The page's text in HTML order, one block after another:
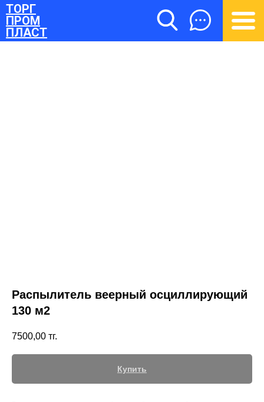
ТОРГ
ПРОМ
ПЛАСТ
(700) 730-70-73
Распылитель веерный осциллирующий
130 м2
7500,00 тг.
Купить